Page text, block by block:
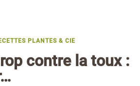
PLANTES & CIE
contre la toux :